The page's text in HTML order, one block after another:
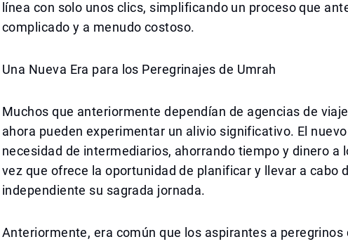
línea con solo unos clics, simplificando un proceso que
complicado y a menudo costoso.
Una Nueva Era para los Peregrinajes de Umrah
Muchos que anteriormente dependían de agencias de
ahora pueden experimentar un alivio significativo. El
necesidad de intermediarios, ahorrando tiempo y dinero a
vez que ofrece la oportunidad de planificar y llevar a cabo
independiente su sagrada jornada.
Anteriormente, era común que los aspirantes a peregrinos